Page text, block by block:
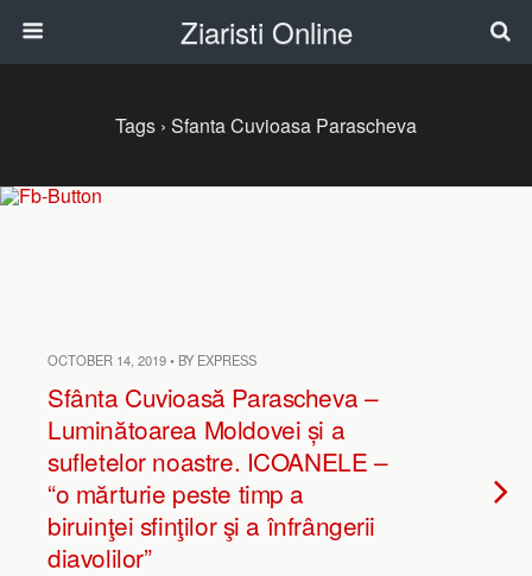
Ziaristi Online
Tags › Sfanta Cuvioasa Parascheva
OCTOBER 14, 2019 • BY EXPRESS
Sfânta Cuvioasă Parascheva –
Luminătoarea Moldovei și a
sufletelor noastre. ICOANELE –
“o mărturie peste timp a
biruinţei sfinţilor şi a înfrângerii
diavolilor”